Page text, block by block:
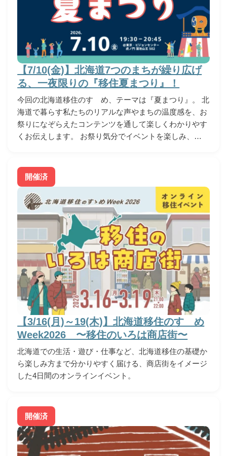
【7/10(金)】北海道7つのまちが繰り広げ
る、一夜限りの『移住夏まつり』！
今回の北海道移住のすゝめ、テーマは『夏まつり』。 北
海道で暮らす私たちのリアルな声やまちの温度感を、お
祭りになぞらえたコンテンツを通して楽しくわかりやす
くお伝えします。 お祭り気分でイベントを楽しみ、…
開催済
【3/16(月)～19(木)】北海道移住のすゝめ
Week2026 〜移住のいろは商店街〜
北海道での生活・遊び・仕事など、北海道移住の基礎か
ら楽しみ方まで分かりやすく届ける、商店街をイメージ
した4日間のオンラインイベント。
開催済